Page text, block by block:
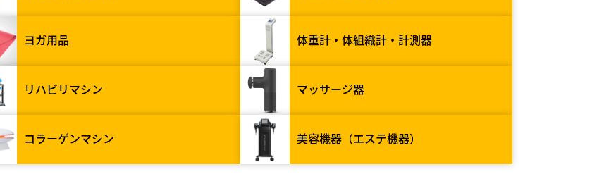
ヨガ用品 体重計・体組織計・計測器
リハビリマシン マッサージ器
コラーゲンマシン 美容機器（エステ機器）